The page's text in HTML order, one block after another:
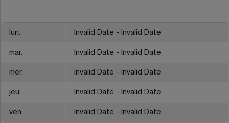
lun. Invalid Date - Invalid Date
mar. Invalid Date - Invalid Date
mer. Invalid Date - Invalid Date
jeu. Invalid Date - Invalid Date
ven. Invalid Date - Invalid Date